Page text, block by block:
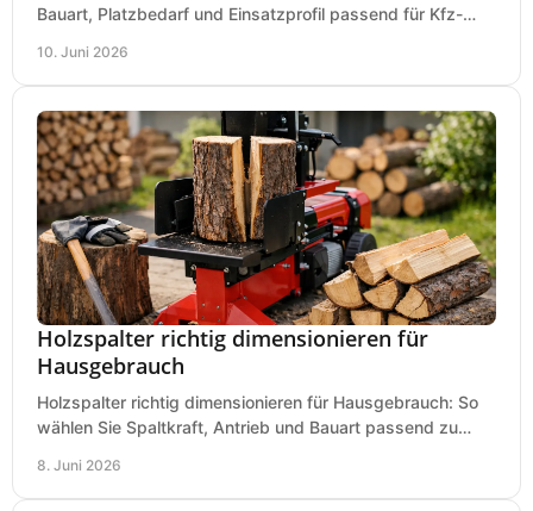
Bauart, Platzbedarf und Einsatzprofil passend für Kfz-
10. Juni 2026
Holzspalter richtig dimensionieren für
Hausgebrauch
Holzspalter richtig dimensionieren für Hausgebrauch: So
wählen Sie Spaltkraft, Antrieb und Bauart passend zu
8. Juni 2026